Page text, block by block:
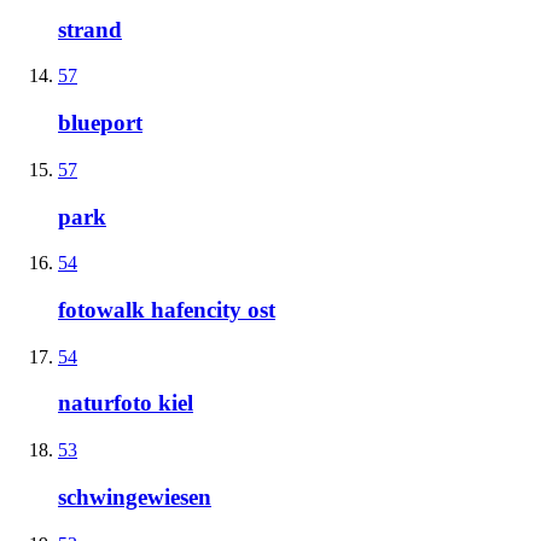
strand
57
blueport
57
park
54
fotowalk hafencity ost
54
naturfoto kiel
53
schwingewiesen